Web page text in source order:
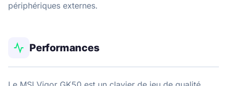
périphériques externes.
Performances